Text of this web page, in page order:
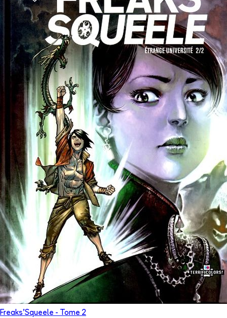
Freaks'Squeele - Tome 2